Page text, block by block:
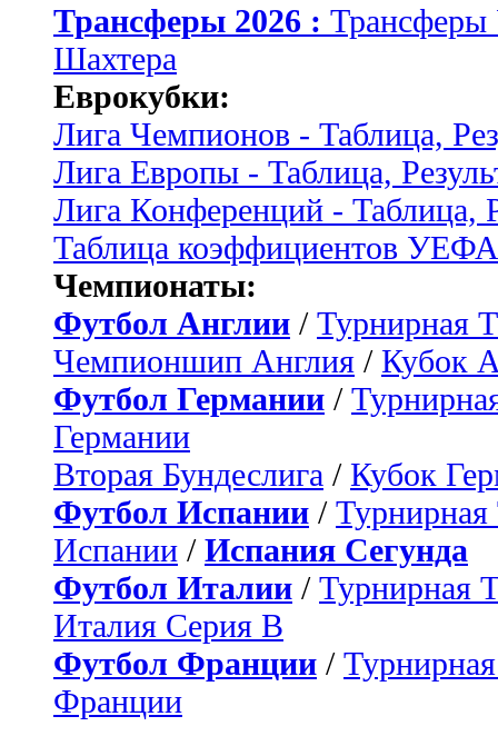
Трансферы 2026 :
Шахтера
Еврокубки:
Лига Чемпионов - Таблица,
Лига Европы - Таблица,
Лига Конференций - Таблица,
Таблица коэффициентов УЕФА
Чемпионаты:
Футбол Англии / Турнирная
Чемпионшип Англия / Кубок
Футбол Германии /
Германии
Вторая Бундеслига / Кубок
Футбол Испании / Турнирная
Испании / Испания Сегунда
Футбол Италии / Турнирная
Италия Серия B
Футбол Франции /
Франции